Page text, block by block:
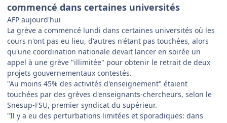
commencé dans certaines universités
AFP aujourd'hui
La grève a commencé lundi dans certaines universités où les
cours n'ont pas eu lieu, d'autres n'étant pas touchées, alors
qu'une coordination nationale devait lancer en soirée un
appel à une grève "illimitée" pour obtenir le retrait de deux
projets gouvernementaux contestés.
"Au moins 45% des activités d'enseignement" étaient
touchées par des grèves d'enseignants-chercheurs, selon le
Snesup-FSU, premier syndicat du supérieur.
"Il y a eu des perturbations limitées et sporadiques: dans